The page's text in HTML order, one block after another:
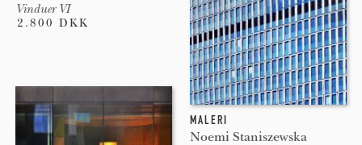
Vinduer VI
2.800 DKK
MALERI
Noemi Staniszewska